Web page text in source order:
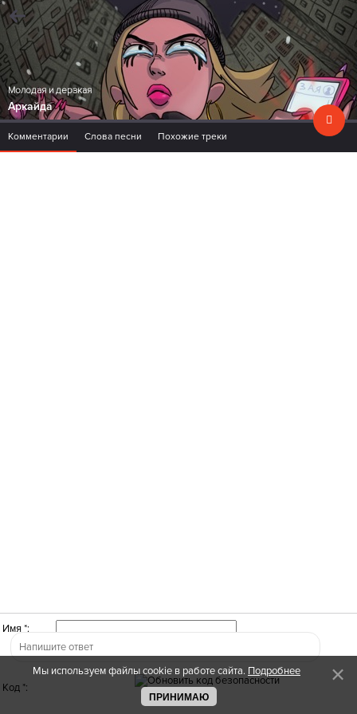
Молодая и дерзкая
Аркайда
Комментарии Слова песни Похожие треки
Имя *:
Код *:
Мы используем файлы cookie в работе сайта. Подробнее
ПРИНИМАЮ